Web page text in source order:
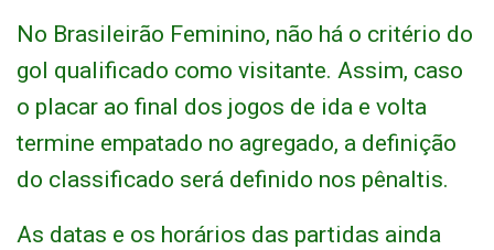
No Brasileirão Feminino, não há o critério do
gol qualificado como visitante. Assim, caso
o placar ao final dos jogos de ida e volta
termine empatado no agregado, a definição
do classificado será definido nos pênaltis.
As datas e os horários das partidas ainda